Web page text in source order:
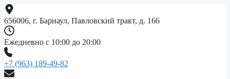
Перейти
к
содержимому
656006, г. Барнаул, Павловский тракт, д. 166
Ежедневно с 10:00 до 20:00
+7 (963) 189-49-82